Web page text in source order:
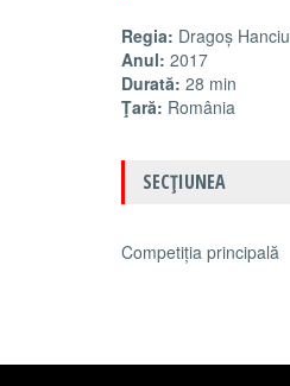
Regia: Dragoș Hanciu
Anul: 2017
Durată: 28 min
Ţară: România
SECŢIUNEA
Competiția principală